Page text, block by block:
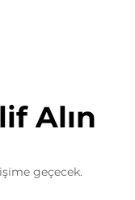
Alın
geçecek.